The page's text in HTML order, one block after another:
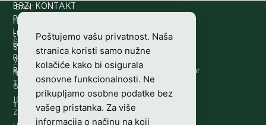
HRVATSKI
LOVAČKI
SAVEZ
Vladimira
Nazora
63
10000
Zagreb,
IBAN:
HR8124020061100501497
SWIFT/BIC
:
ESBCHR22
BRZI KONTAKT
Prijava štete:
Lovne iskaznice:
rh.moc.slh
@acinzaksi
Lovno osposobljavanje:
rh.ude-slh
@ofni
Redakcija/ digitalni mediji:@aidem
Računovodstvo:
rh.moc.slh
@ovtsdovonucar
Tajništvo:
rh.sl
@slh
Telefon: +385 (0)1 48 34 560
Poštujemo vašu privatnost. Naša
stranica koristi samo nužne
kolačiće kako bi osigurala
osnovne funkcionalnosti. Ne
prikupljamo osobne podatke bez
vašeg pristanka. Za više
informacija o načinu na koji